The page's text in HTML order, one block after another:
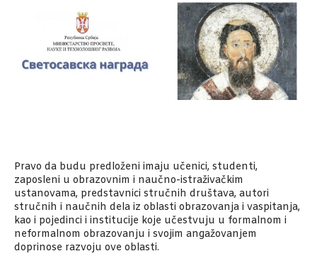
Pravo da budu predloženi imaju učenici, studenti,
zaposleni u obrazovnim i naučno-istraživačkim
ustanovama, predstavnici stručnih društava, autori
stručnih i naučnih dela iz oblasti obrazovanja i vaspitanja,
kao i pojedinci i institucije koje učestvuju u formalnom i
neformalnom obrazovanju i svojim angažovanjem
doprinose razvoju ove oblasti.